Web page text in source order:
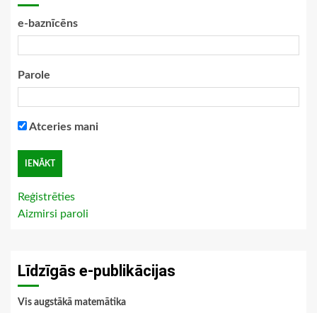
e-baznīcēns
Parole
Atceries mani
Reģistrēties
Aizmirsi paroli
Līdzīgās e-publikācijas
Vis augstākā matemātika